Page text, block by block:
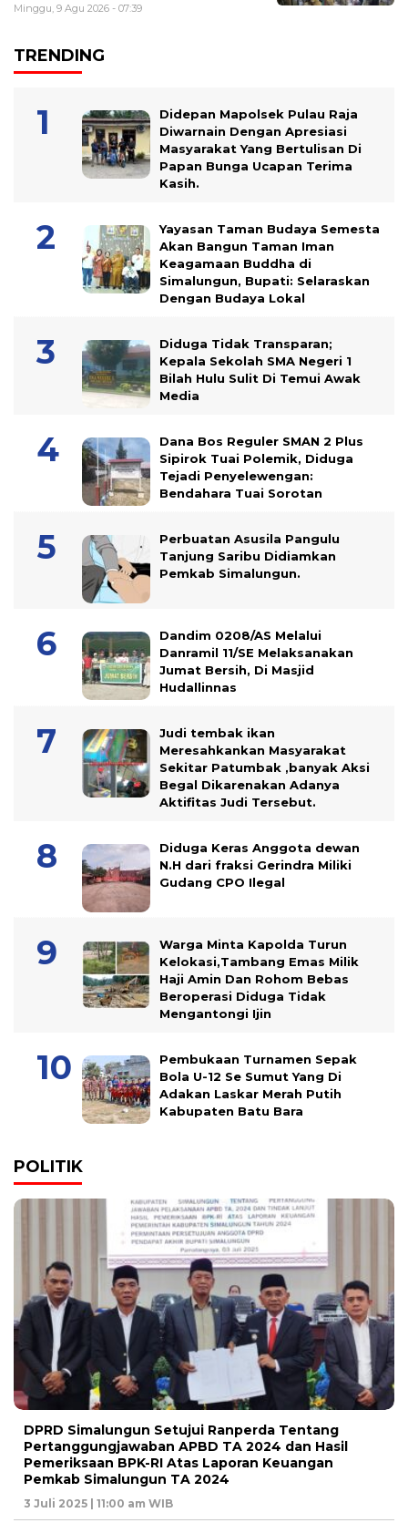
Minggu, 9 Agu 2026 - 07:39
TRENDING
Didepan Mapolsek Pulau Raja
Diwarnain Dengan Apresiasi
Masyarakat Yang Bertulisan Di
Papan Bunga Ucapan Terima
Kasih.
Yayasan Taman Budaya Semesta
Akan Bangun Taman Iman
Keagamaan Buddha di
Simalungun, Bupati: Selaraskan
Dengan Budaya Lokal
Diduga Tidak Transparan;
Kepala Sekolah SMA Negeri 1
Bilah Hulu Sulit Di Temui Awak
Media
Dana Bos Reguler SMAN 2 Plus
Sipirok Tuai Polemik, Diduga
Tejadi Penyelewengan:
Bendahara Tuai Sorotan
Perbuatan Asusila Pangulu
Tanjung Saribu Didiamkan
Pemkab Simalungun.
Dandim 0208/AS Melalui
Danramil 11/SE Melaksanakan
Jumat Bersih, Di Masjid
Hudallinnas
Judi tembak ikan
Meresahkankan Masyarakat
Sekitar Patumbak ,banyak Aksi
Begal Dikarenakan Adanya
Aktifitas Judi Tersebut.
Diduga Keras Anggota dewan
N.H dari fraksi Gerindra Miliki
Gudang CPO Ilegal
Warga Minta Kapolda Turun
Kelokasi,Tambang Emas Milik
Haji Amin Dan Rohom Bebas
Beroperasi Diduga Tidak
Mengantongi Ijin
Pembukaan Turnamen Sepak
Bola U-12 Se Sumut Yang Di
Adakan Laskar Merah Putih
Kabupaten Batu Bara
POLITIK
DPRD Simalungun Setujui Ranperda Tentang
Pertanggungjawaban APBD TA 2024 dan Hasil
Pemeriksaan BPK-RI Atas Laporan Keuangan
Pemkab Simalungun TA 2024
3 Juli 2025 | 11:00 am WIB